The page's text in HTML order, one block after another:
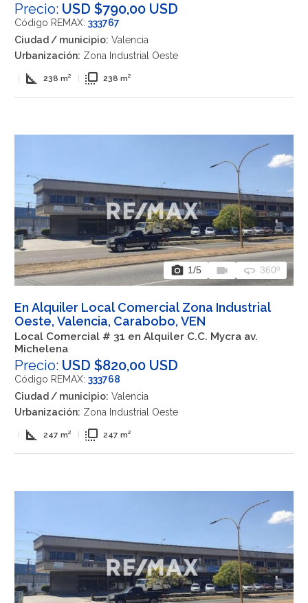
Precio: USD $790,00 USD
Código REMAX: 333767
Ciudad / municipio: Valencia
Urbanización: Zona Industrial Oeste
square_foot 238 m² flip_to_front 238 m²
photo_camera 1/5 videocam 360 360º
En Alquiler Local Comercial Zona Industrial
Oeste, Valencia, Carabobo, VEN
Local Comercial # 31 en Alquiler C.C. Mycra av.
Michelena
Precio: USD $820,00 USD
Código REMAX: 333768
Ciudad / municipio: Valencia
Urbanización: Zona Industrial Oeste
square_foot 247 m² flip_to_front 247 m²